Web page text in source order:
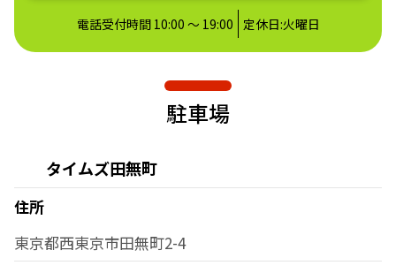
電話受付時間 10:00 ～ 19:00 定休日:火曜日
駐車場
タイムズ田無町
住所
東京都西東京市田無町2-4